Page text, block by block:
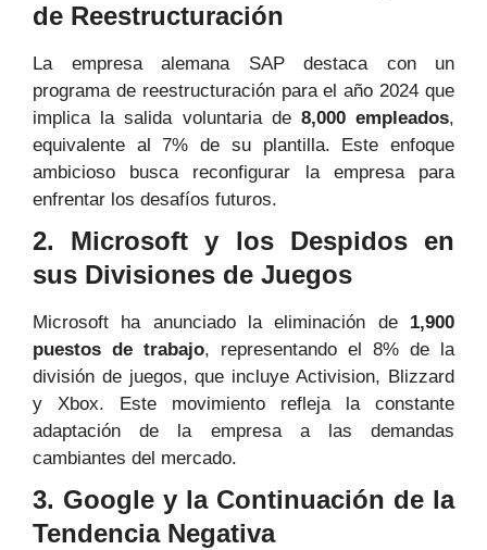
de Reestructuración
La empresa alemana SAP destaca con un
programa de reestructuración para el año 2024 que
implica la salida voluntaria de 8,000 empleados,
equivalente al 7% de su plantilla. Este enfoque
ambicioso busca reconfigurar la empresa para
enfrentar los desafíos futuros.
2. Microsoft y los Despidos en
sus Divisiones de Juegos
Microsoft ha anunciado la eliminación de 1,900
puestos de trabajo, representando el 8% de la
división de juegos, que incluye Activision, Blizzard
y Xbox. Este movimiento refleja la constante
adaptación de la empresa a las demandas
cambiantes del mercado.
3. Google y la Continuación de la
Tendencia Negativa